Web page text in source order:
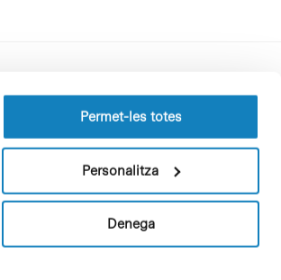
Permet-les totes
Personalitza
Denega
Perfil del contractant
Política de privacitat
Avís Legal
Política de cookies
Patrons i patrocinadors
Borsa de treball
Contacte